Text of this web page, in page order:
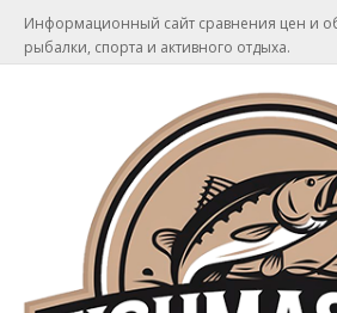
Информационный сайт сравнения цен и
рыбалки, спорта и активного отдыха.